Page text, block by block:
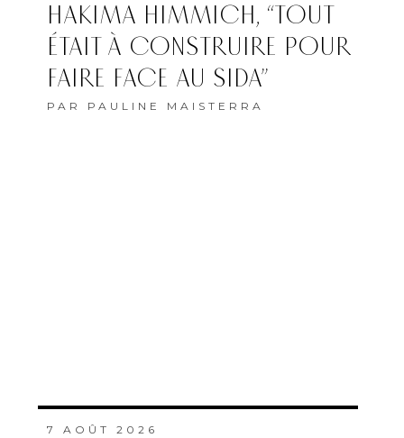
HAKIMA HIMMICH, “TOUT
ÉTAIT À CONSTRUIRE POUR
FAIRE FACE AU SIDA”
PAR PAULINE MAISTERRA
7 AOÛT 2026